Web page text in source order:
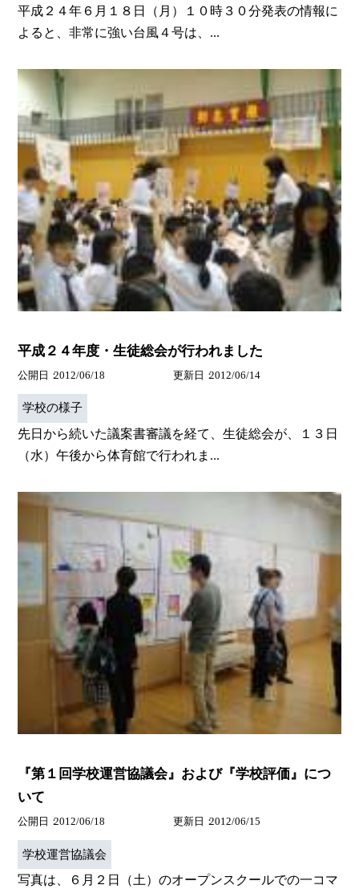
平成２４年６月１８日（月）１０時３０分発表の情報に
よると、非常に強い台風４号は、...
平成２４年度・生徒総会が行われました
公開日 2012/06/18 更新日 2012/06/14
学校の様子
先日から続いた議案書審議を経て、生徒総会が、１３日
（水）午後から体育館で行われま...
『第１回学校運営協議会』および『学校評価』につ
いて
公開日 2012/06/18 更新日 2012/06/15
学校運営協議会
写真は、６月２日（土）のオープンスクールでの一コマ